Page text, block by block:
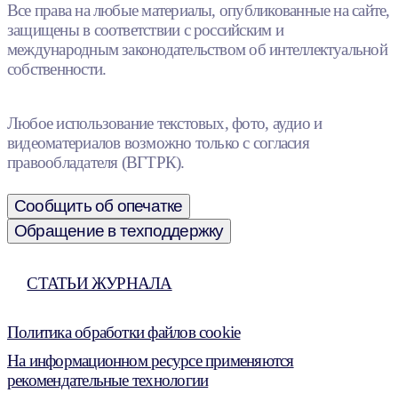
Все права на любые материалы, опубликованные на сайте,
защищены в соответствии с российским и
международным законодательством об интеллектуальной
собственности.
Любое использование текстовых, фото, аудио и
видеоматериалов возможно только с согласия
правообладателя (ВГТРК).
Сообщить об опечатке
Обращение в техподдержку
СТАТЬИ ЖУРНАЛА
Политика обработки файлов cookie
На информационном ресурсе применяются
рекомендательные технологии